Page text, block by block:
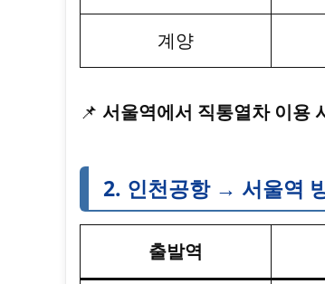
계양
📌 서울역에서 직통열차 이용
2. 인천공항 → 서울역
출발역